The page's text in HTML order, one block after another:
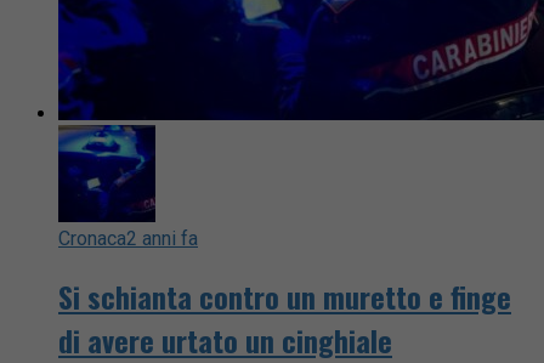
Cronaca2 anni fa
Si schianta contro un muretto e finge
di avere urtato un cinghiale